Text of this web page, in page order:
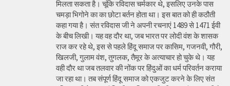
मिलता सकता है। चूंकि रविदास चर्मकार थे, इसलिए उनके पास
चमड़ा भिगोने का का छोटा बर्तन होता था। इस बात को ही कठौती
कहा गया है। संत रविदास जी ने अपनी रचनाएं 1489 से 1471 ईवी
के बीच लिखी। यह वह दौर था, जब भारत पर लोदी वंश के शासक
राज कर रहे थे, इस से पहले हिंदू समाज पर कासिम, गजनवी, गौरी,
खिलजी, गुलाम वंश, तुगलक, तैमूर के अत्याचार हो चुके थे। यह
वही दौर था जब तलवार की नोंक पर हिंदुओं का धर्म परिवर्तन कराया
जा रहा था। तब संपूर्ण हिंदू समाज को एकजुट करने के लिए संत